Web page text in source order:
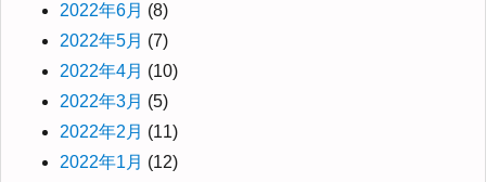
2022年6月 (8)
2022年5月 (7)
2022年4月 (10)
2022年3月 (5)
2022年2月 (11)
2022年1月 (12)